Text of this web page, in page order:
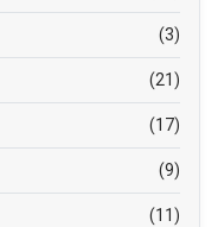
(3)
(21)
(17)
(9)
(11)